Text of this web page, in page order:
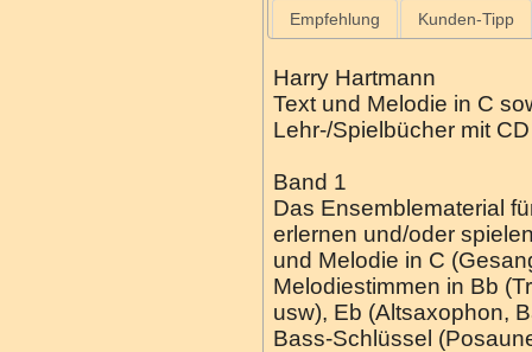
Empfehlung Kunden-Tipp
Harry Hartmann
Text und Melodie in C
Lehr-/Spielbücher mit CD
Band 1
Das Ensemblematerial
erlernen und/oder
und Melodie in C
Melodiestimmen in Bb
usw), Eb (Altsaxophon,
Bass-Schlüssel